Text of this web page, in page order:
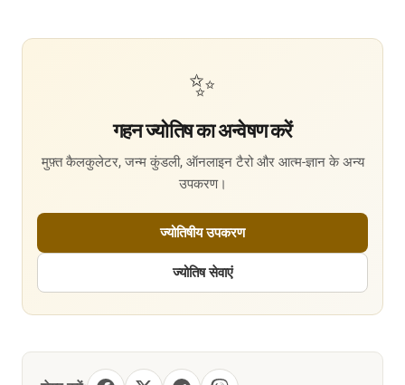
✨
गहन ज्योतिष का अन्वेषण करें
मुफ़्त कैलकुलेटर, जन्म कुंडली, ऑनलाइन टैरो और आत्म-ज्ञान के अन्य
उपकरण।
ज्योतिषीय उपकरण
ज्योतिष सेवाएं